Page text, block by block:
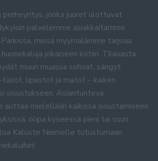
perheyritys, jonka juuret ulottuvat
palvelemme asiakkaitamme
missä myymälämme tarjoaa
jokaiseen kotiin. Tilavasta
muun muassa sohvat, sängyt,
tasot, lipastot ja matot – kaiken
sisustukseen. Asiantunteva
auttaa mielellään kaikissa sisustamiseen
olipa kyseessä pieni tai suuri
Kaluste Niemelle tutustumaan